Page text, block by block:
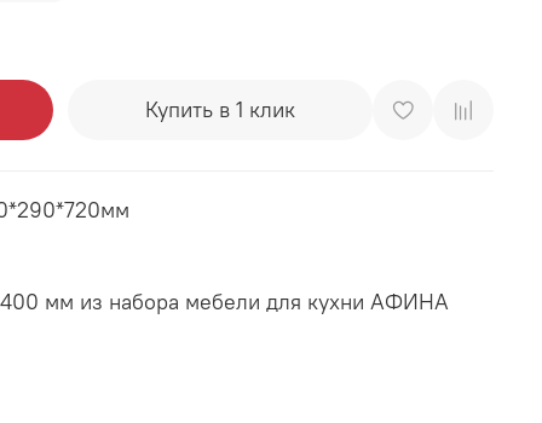
Купить в 1 клик
мм из набора мебели для кухни АФИНА